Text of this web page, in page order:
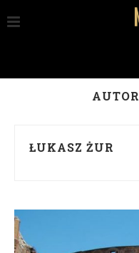
AUTOR
ŁUKASZ ŻUR